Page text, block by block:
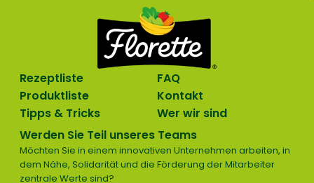
Rezeptliste
Produktliste
Tipps & Tricks
FAQ
Kontakt
Wer wir sind
Werden Sie Teil unseres Teams
Möchten Sie in einem innovativen Unternehmen arbeiten, in
dem Nähe, Solidarität und die Förderung der Mitarbeiter
zentrale Werte sind?